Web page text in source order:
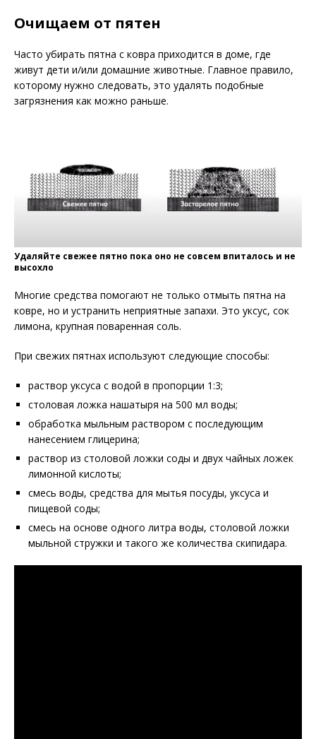
Очищаем от пятен
Часто убирать пятна с ковра приходится в доме, где
живут дети и/или домашние животные. Главное правило,
которому нужно следовать, это удалять подобные
загрязнения как можно раньше.
Удаляйте свежее пятно пока оно не совсем впиталось и не
высохло
Многие средства помогают не только отмыть пятна на
ковре, но и устранить неприятные запахи. Это уксус, сок
лимона, крупная поваренная соль.
При свежих пятнах используют следующие способы:
раствор уксуса с водой в пропорции 1:3;
столовая ложка нашатыря на 500 мл воды;
обработка мыльным раствором с последующим
нанесением глицерина;
раствор из столовой ложки соды и двух чайных ложек
лимонной кислоты;
смесь воды, средства для мытья посуды, уксуса и
пищевой соды;
смесь на основе одного литра воды, столовой ложки
мыльной стружки и такого же количества скипидара.